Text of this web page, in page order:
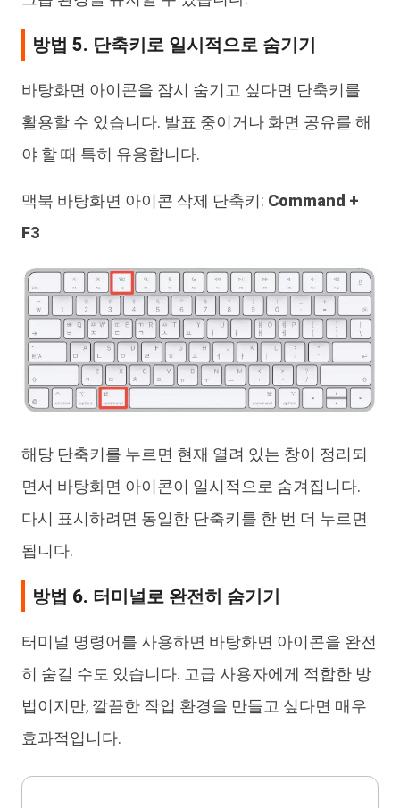
방법 5. 단축키로 일시적으로 숨기기
바탕화면 아이콘을 잠시 숨기고 싶다면 단축키를
활용할 수 있습니다. 발표 중이거나 화면 공유를 해
야 할 때 특히 유용합니다.
맥북 바탕화면 아이콘 삭제 단축키: Command +
F3
해당 단축키를 누르면 현재 열려 있는 창이 정리되
면서 바탕화면 아이콘이 일시적으로 숨겨집니다.
다시 표시하려면 동일한 단축키를 한 번 더 누르면
됩니다.
방법 6. 터미널로 완전히 숨기기
터미널 명령어를 사용하면 바탕화면 아이콘을 완전
히 숨길 수도 있습니다. 고급 사용자에게 적합한 방
법이지만, 깔끔한 작업 환경을 만들고 싶다면 매우
효과적입니다.